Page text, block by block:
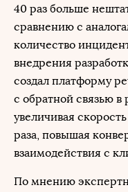
40 раз больше
сравнению с
количество
внедрения
создал платформу
с обратной связью
увеличивая
раза, повышая
взаимодействия с
По мнению